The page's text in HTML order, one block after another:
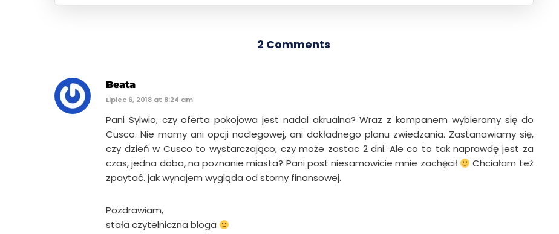
2 Comments
Beata
Lipiec 6, 2018 at 8:24 am
Pani Sylwio, czy oferta pokojowa jest nadal akrualna? Wraz z kompanem wybieramy się do
Cusco. Nie mamy ani opcji noclegowej, ani dokładnego planu zwiedzania. Zastanawiamy się,
czy dzień w Cusco to wystarczająco, czy może zostac 2 dni. Ale co to tak naprawdę jest za
czas, jedna doba, na poznanie miasta? Pani post niesamowicie mnie zachęcił
Chciałam też
zpaytać. jak wynajem wygląda od storny finansowej.
Pozdrawiam,
stała czytelniczna bloga